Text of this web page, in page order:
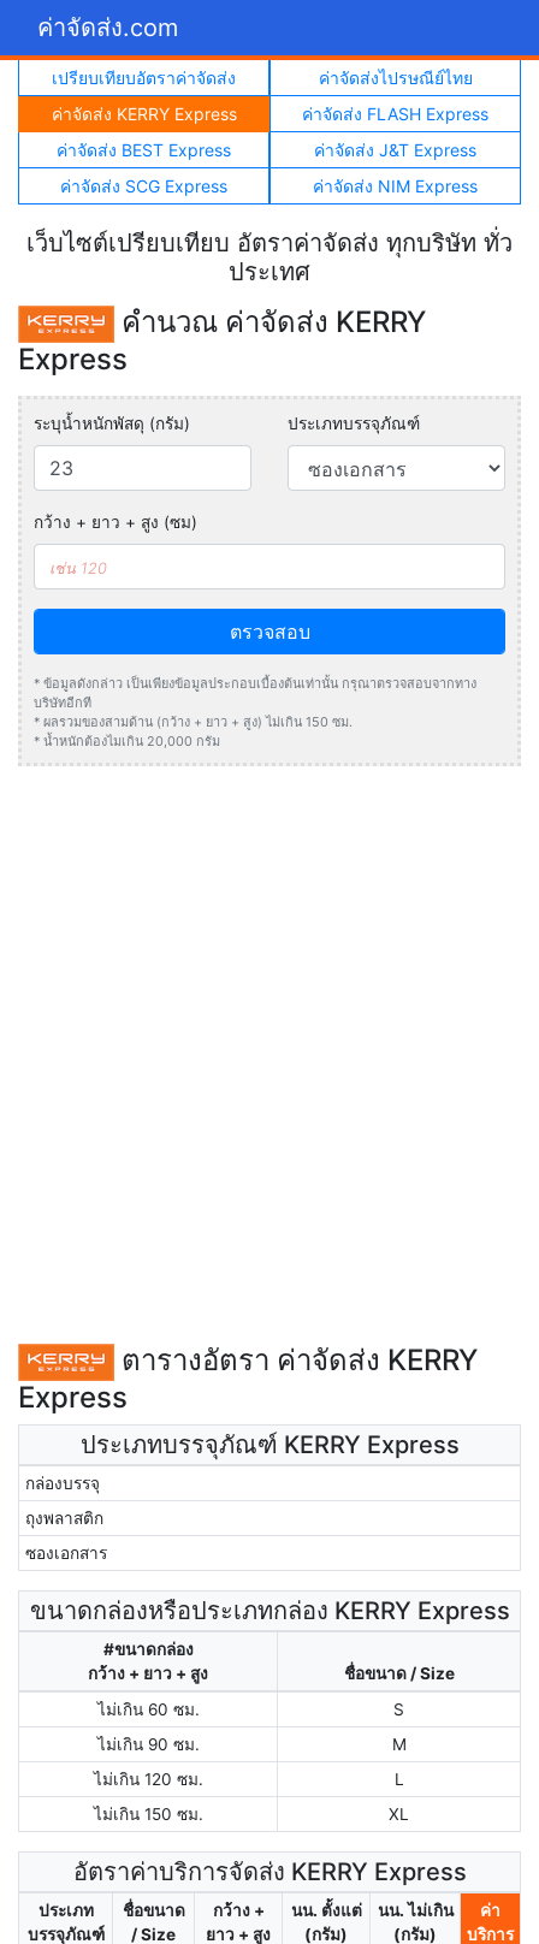
ค่าจัดส่ง.com
เปรียบเทียบอัตราค่าจัดส่ง
ค่าจัดส่งไปรษณีย์ไทย
ค่าจัดส่ง KERRY Express
ค่าจัดส่ง FLASH Express
ค่าจัดส่ง BEST Express
ค่าจัดส่ง J&T Express
ค่าจัดส่ง SCG Express
ค่าจัดส่ง NIM Express
เว็บไซต์เปรียบเทียบ อัตราค่าจัดส่ง ทุกบริษัท ทั่ว
ประเทศ
คำนวณ ค่าจัดส่ง KERRY
Express
ระบุน้ำหนักพัสดุ (กรัม) ประเภทบรรจุภัณฑ์
กว้าง + ยาว + สูง (ซม)
ตรวจสอบ
* ข้อมูลดังกล่าว เป็นเพียงข้อมูลประกอบเบื้องต้นเท่านั้น กรุณาตรวจสอบจากทาง
บริษัทอีกที
* ผลรวมของสามด้าน (กว้าง + ยาว + สูง) ไม่เกิน 150 ซม.
* น้ำหนักต้องไมเกิน 20,000 กรัม
ตารางอัตรา ค่าจัดส่ง KERRY
Express
ประเภทบรรจุภัณฑ์ KERRY Express
กล่องบรรจุ
ถุงพลาสติก
ซองเอกสาร
ขนาดกล่องหรือประเภทกล่อง KERRY Express
#ขนาดกล่อง
กว้าง + ยาว + สูง
ชื่อขนาด / Size
ไม่เกิน 60 ซม.
S
ไม่เกิน 90 ซม.
M
ไม่เกิน 120 ซม.
L
ไม่เกิน 150 ซม.
XL
อัตราค่าบริการจัดส่ง KERRY Express
ประเภท
บรรจุภัณฑ์
ชื่อขนาด
/ Size
กว้าง +
ยาว + สูง
นน. ตั้งแต่
(กรัม)
นน. ไม่เกิน
(กรัม)
ค่า
บริการ